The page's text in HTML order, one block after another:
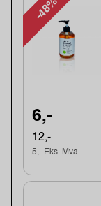
-48%
6,-
12,-
5,- Eks. Mva.